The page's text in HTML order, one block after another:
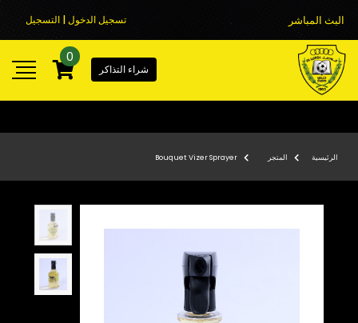
البث المباشر تسجيل الدخول | التسجيل
شراء التذاكر
0
الرئيسية المتجر Bouquet Vizer Sprayer